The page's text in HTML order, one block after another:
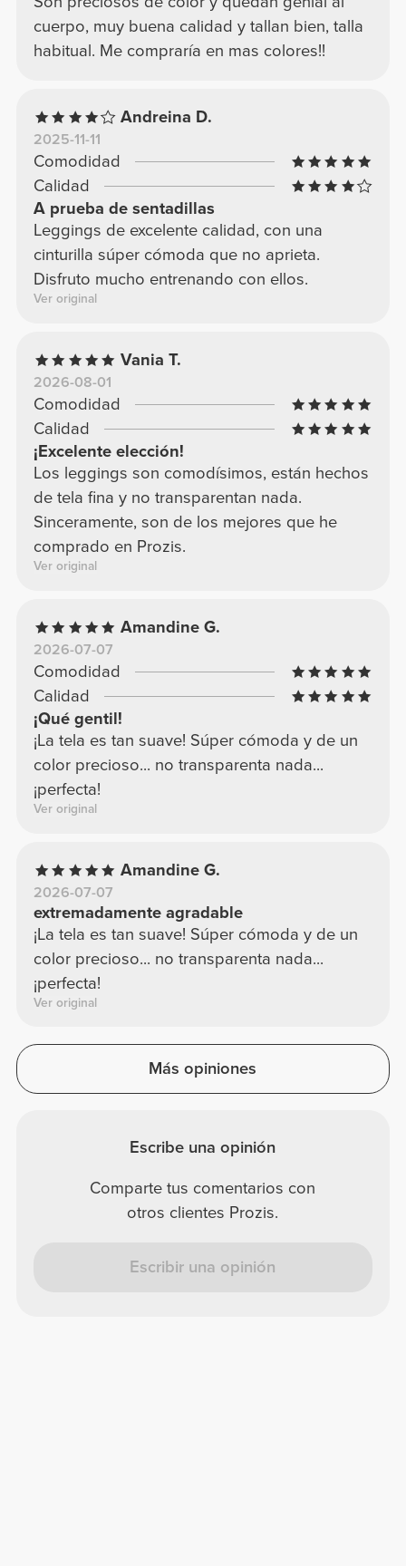
cuerpo, muy buena calidad y tallan bien, talla
habitual. Me compraría en mas colores!!
Andreina D.
2025-11-11
Comodidad
Calidad
A prueba de sentadillas
Leggings de excelente calidad, con una
cinturilla súper cómoda que no aprieta.
Disfruto mucho entrenando con ellos.
Ver original
Vania T.
2026-08-01
Comodidad
Calidad
¡Excelente elección!
Los leggings son comodísimos, están hechos
de tela fina y no transparentan nada.
Sinceramente, son de los mejores que he
comprado en Prozis.
Ver original
Amandine G.
2026-07-07
Comodidad
Calidad
¡Qué gentil!
¡La tela es tan suave! Súper cómoda y de un
color precioso... no transparenta nada...
¡perfecta!
Ver original
Amandine G.
2026-07-07
extremadamente agradable
¡La tela es tan suave! Súper cómoda y de un
color precioso... no transparenta nada...
¡perfecta!
Ver original
Más opiniones
Escribe una opinión
Comparte tus comentarios con
otros clientes Prozis.
Escribir una opinión